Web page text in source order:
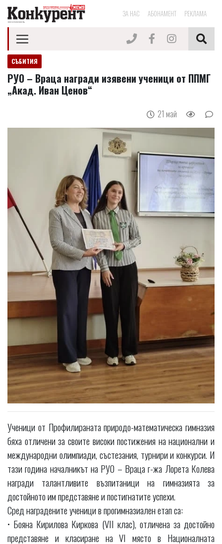
ЗА НАС АБОНАМЕНТ РЕКЛАМА
СЪБИТИЯ
РУО – Враца награди изявени ученици от ППМГ
„Акад. Иван Ценов“
21 май
Ученици от Профилираната природо-математическа гимназия
бяха отличени за своите високи постижения на национални и
международни олимпиади, състезания, турнири и конкурси. И
тази година началникът на РУО – Враца г-жа Лорета Колева
награди талантливите възпитаници на гимназията за
достойното им представяне и постигнатите успехи.
Сред наградените ученици в прогимназиален етап са:
• Бояна Кирилова Киркова (VII клас), отличена за достойно
представяне и класиране на VI място в Националната